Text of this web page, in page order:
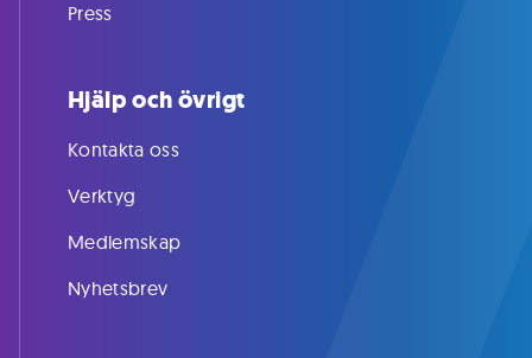
Press
Hjälp och övrigt
Kontakta oss
Verktyg
Medlemskap
Nyhetsbrev